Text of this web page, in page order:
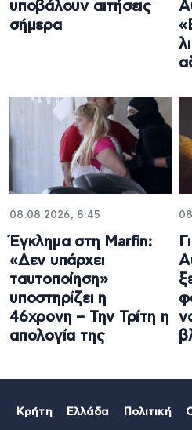
υποβάλουν αιτήσεις
σήμερα
08.08.2026, 8:45
Έγκλημα στη Marfin:
«Δεν υπάρχει
ταυτοποίηση»
υποστηρίζει η
46χρονη – Την Τρίτη η
απολογία της
Κρήτη Ελλάδα Πολιτική